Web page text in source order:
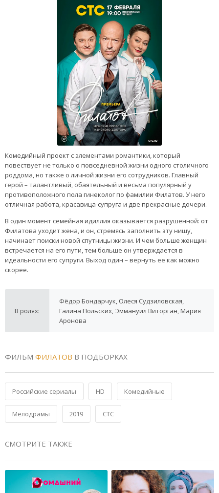
Комедийный проект с элементами романтики, который
повествует не только о повседневной жизни одного столичного
роддома, но также о личной жизни его сотрудников. Главный
герой – талантливый, обаятельный и весьма популярный у
противоположного пола гинеколог по фамилии Филатов. У него
отличная работа, красавица-супруга и две прекрасные дочери.
В один момент семейная идиллия оказывается разрушенной: от
Филатова уходит жена, и он, стремясь заполнить эту нишу,
начинает поиски новой спутницы жизни. И чем больше женщин
встречается на его пути, тем больше он утверждается в
идеальности его супруги. Выход один – вернуть ее как можно
скорее.
В ролях:
Фёдор Бондарчук, Олеся Судзиловская,
Галина Польских, Эммануил Виторган, Мария
Аронова
ФИЛЬМ ФИЛАТОВ В ПОДБОРКАХ
Российские сериалы HD Комедийные
Мелодрамы 2019 СТС
СМОТРИТЕ ТАКЖЕ